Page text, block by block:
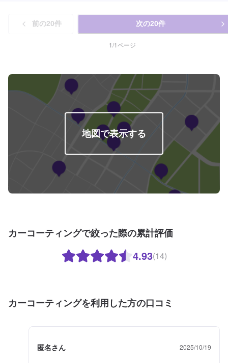
ガラス被膜でホイールをしっかり守ります。【シングル】（作業時間：50
分〜）分厚い1層のガラス被膜10,400円（〜15インチ）11,800円（16〜19イ
のガラス被膜15,500円（〜15インチ）17,600円（16〜19インチ）20,900円
ズ）17,400円（SSサイズ）19,500円（Sサイズ）21,800円（Mサイズ）
23,900円（Lサイズ）28,400円（LLサイズ）32,900円（XLサイズ）＜フレッ
シュキーパー（作業時間：2時間）＞汚れの密着を防ぐ独特な防汚能力を持つ
コーティングです。青空駐車でも綺麗を保つ！ノーメンテで1年耐久！⚪︎施工
ティングで塗装の色をより濃く透明な艶を加える！ノーメンテで3年耐久！
（メンテありで5年耐久）⚪︎施工価格（車サイズ）49,900円（SSサイズ）
55,100円（Sサイズ）60,400円（Mサイズ）64,400円（Lサイズ）70,900円
（LLサイズ）90,700円（XLサイズ）▶︎プレミアム仕様（細かい部分まで施
工）⚪︎施工価格（車サイズ）74,600円（SSサイズ）83,000円（Sサイズ）
90,300円（Mサイズ）96,600円（Lサイズ）106,100円（LLサイズ）136,500
円（XLサイズ）＜ダブルダイヤモンドキーパー（作業時間：4時間〜1日）＞
ダイヤモンドキーパーの下部のレジン被膜を2層重ねた三層コーティング！ノ
ーメンテで3年耐久！（メンテありで5年耐久）⚪︎施工価格（車サイズ）
72,200円（SSサイズ）79,900円（Sサイズ）87,600円（Mサイズ）93,200円
（Lサイズ）102,900円（LLサイズ）131,400円（XLサイズ）＜エコプラスダ
イヤモンドキーパー（作業時間：3〜8時間）＞自然の雨が洗車の代わりにな
る！水ジミなどの汚れがつきにくい施工です。ノーメンテで3年耐久！（メン
向けのコーティング（新車以外は別途料金で研磨作業が必要な場合もありま
す）。高密度ガラス被膜で水垢などに強くかつてない程の艶を生み出しま
ズ）113,500円（SSサイズ）123,800円（Sサイズ）134,900円（Mサイズ）
150,200円（Lサイズ）160,200円（LLサイズ）174,600円（XLサイズ）※1ヶ
2,970円（Sサイズ）3,310円（Mサイズ）3,620円（Lサイズ）4,180円（LLサ
イズ）4,730円（XLサイズ）◉ピッチ除去（作業時間：15分〜）タイヤから跳
ィングの前処理・汚れ落としできれいに取ることが可能）◉樹液取り（作業時
の前処理で取れることがあります）◉石灰のシミ取り工場から待ってくる石灰
前の20件 次の20件
1/1ページ
地図で表示する
カーコーティングで絞った際の累計評価
4.93(14)
カーコーティングを利用した方の口コミ
匿名さん 2025/10/19